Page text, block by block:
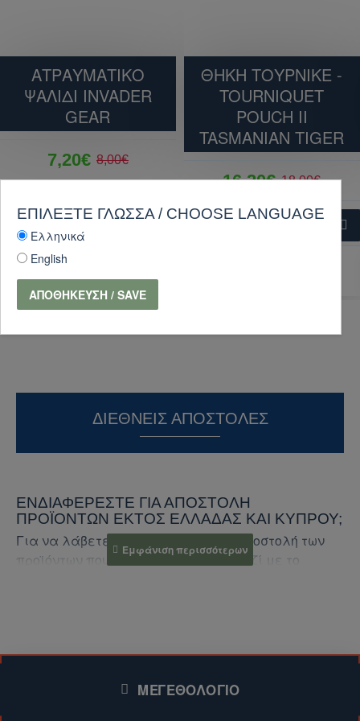
ΑΤΡΑΥΜΑΤΙΚΟ
ΨΑΛΙΔΙ INVADER
GEAR
7,20€ 8,00€
ΑΓΟΡΑ
Κάντε ερώτηση
ΘΗΚΗ ΤΟΥΡΝΙΚΕ -
TOURNIQUET
POUCH II
TASMANIAN TIGER
16,20€ 18,00€
ΔΙΕΘΝΕΊΣ ΑΠΟΣΤΟΛΈΣ
ΕΝΔΙΑΦΈΡΕΣΤΕ ΓΙΑ ΑΠΟΣΤΟΛΉ
ΠΡΟΪΌΝΤΩΝ ΕΚΤΌΣ ΕΛΛΆΔΑΣ ΚΑΙ ΚΎΠΡΟΥ;
Για να λάβετε προσφορά για την αποστολή των
προϊόντων που σας ενδιαφέρουν, μαζί με το
Συμπληρώστε τη
φόρμα επικοινωνίας (για το συγκεκριμένο
ΜΕΓΕΘΟΛΌΓΙΟ
ΕΠΙΛΈΞΤΕ ΓΛΏΣΣΑ / CHOOSE LANGUAGE
Ελληνικά
English
ΑΠΟΘΉΚΕΥΣΗ / SAVE